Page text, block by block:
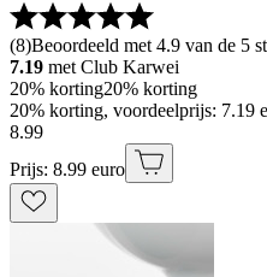
(8)Beoordeeld met 4.9 van de 5
7.19 met Club Karwei
20% korting20% korting
20% korting, voordeelprijs: 7.19
8.99
Prijs: 8.99 euro